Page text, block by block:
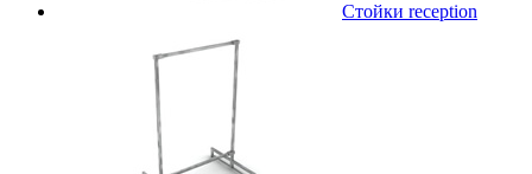
Стойки reception